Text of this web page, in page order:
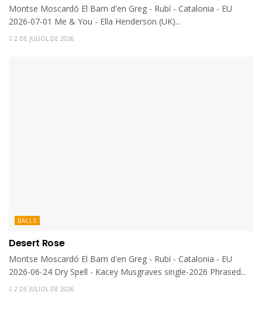
Montse Moscardó El Barn d'en Greg - Rubí - Catalonia - EU
2026-07-01 Me & You - Ella Henderson (UK)...
2 DE JULIOL DE 2026
BALLS
Desert Rose
Montse Moscardó El Barn d'en Greg - Rubí - Catalonia - EU
2026-06-24 Dry Spell - Kacey Musgraves single-2026 Phrased...
2 DE JULIOL DE 2026